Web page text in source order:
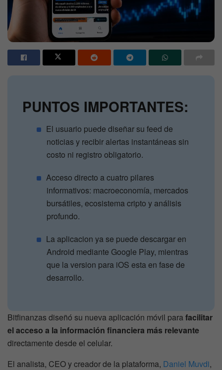
PUNTOS IMPORTANTES:
El usuario puede diseñar su feed de
noticias y recibir alertas instantáneas sin
costo ni registro obligatorio.
Acceso directo a cuatro pilares
informativos: macroeconomía, mercados
bursátiles, ecosistema cripto y análisis
profundo.
La aplicacion ya se puede descargar en
Android mediante Google Play, mientras
que la version para iOS esta en fase de
desarrollo.
Bitfinanzas diseñó su nueva aplicación móvil parafacilitar
el acceso a la información financiera más relevante
directamente desde el celular.
El analista, CEO y creador de la plataforma, Daniel Muvdi,